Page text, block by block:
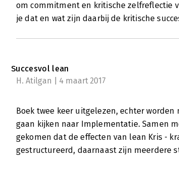
om commitment en kritische zelfreflectie
je dat en wat zijn daarbij de kritische
Succesvol lean
H. Atilgan | 4 maart 2017
Boek twee keer uitgelezen, echter
gaan kijken naar Implementatie. Samen
gekomen dat de effecten van lean Kris -
gestructureerd, daarnaast zijn meerdere